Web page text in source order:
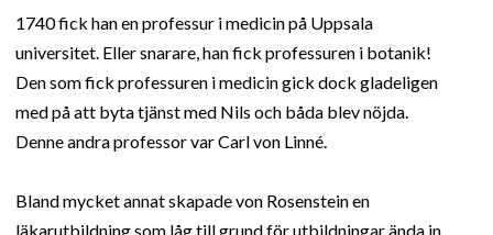
1740 fick han en professur i medicin på Uppsala
universitet. Eller snarare, han fick professuren i botanik!
Den som fick professuren i medicin gick dock gladeligen
med på att byta tjänst med Nils och båda blev nöjda.
Denne andra professor var Carl von Linné.
Bland mycket annat skapade von Rosenstein en
läkarutbildning som låg till grund för utbildningar ända in